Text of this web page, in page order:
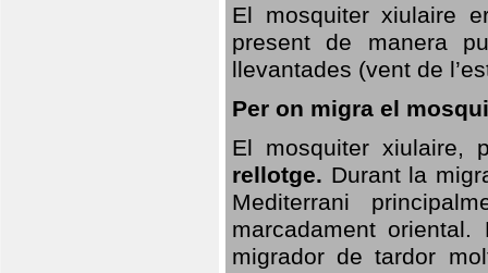
El mosquiter xiulaire
present de manera
llevantades (vent de
Per on migra el
El mosquiter xiulaire,
rellotge. Durant la
Mediterrani
marcadament
migrador de tardor